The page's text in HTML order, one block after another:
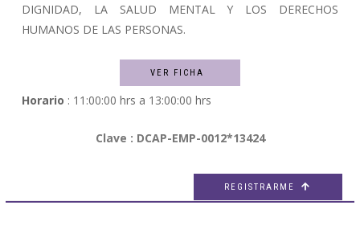
DIGNIDAD, LA SALUD MENTAL Y LOS DERECHOS
HUMANOS DE LAS PERSONAS.
VER FICHA
Horario : 11:00:00 hrs a 13:00:00 hrs
Clave : DCAP-EMP-0012*13424
REGISTRARME 